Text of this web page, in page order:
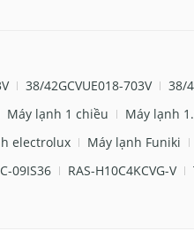
38/42GCVUE018-703V 38/
Máy lạnh 1 chiều Máy lạnh
electrolux Máy lạnh Funiki
09IS36 RAS-H10C4KCVG-V